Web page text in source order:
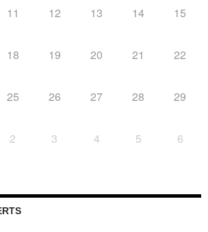
11 12 13 14 15
18 19 20 21 22
25 26 27 28 29
2 3 4 5 6